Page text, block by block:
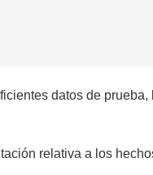
datos de
relativa a los